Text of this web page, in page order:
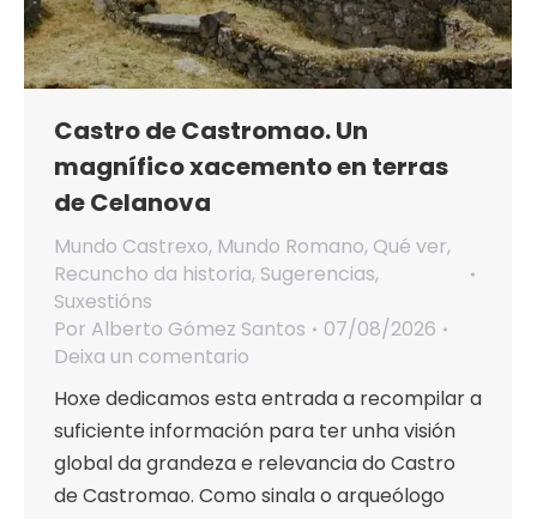
Castro de Castromao. Un
magnífico xacemento en terras
de Celanova
Mundo Castrexo, Mundo Romano, Qué ver,
Recuncho da historia, Sugerencias,
Suxestións
Por Alberto Gómez Santos
07/08/2026
Deixa un comentario
Hoxe dedicamos esta entrada a recompilar a
suficiente información para ter unha visión
global da grandeza e relevancia do Castro
de Castromao. Como sinala o arqueólogo